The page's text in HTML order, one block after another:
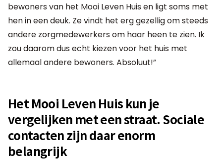
bewoners van het Mooi Leven Huis en ligt soms met
hen in een deuk. Ze vindt het erg gezellig om steeds
andere zorgmedewerkers om haar heen te zien. Ik
zou daarom dus echt kiezen voor het huis met
allemaal andere bewoners. Absoluut!”
Het Mooi Leven Huis kun je
vergelijken met een straat. Sociale
contacten zijn daar enorm
belangrijk